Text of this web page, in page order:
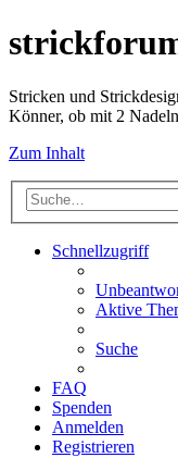
Stricken und
Könner, ob mit 2
Zum Inhalt
Schnellzugriff
Aktive
Suche
FAQ
Spenden
Anmelden
Registrieren